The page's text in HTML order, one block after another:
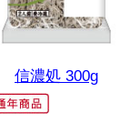
信濃処 300g